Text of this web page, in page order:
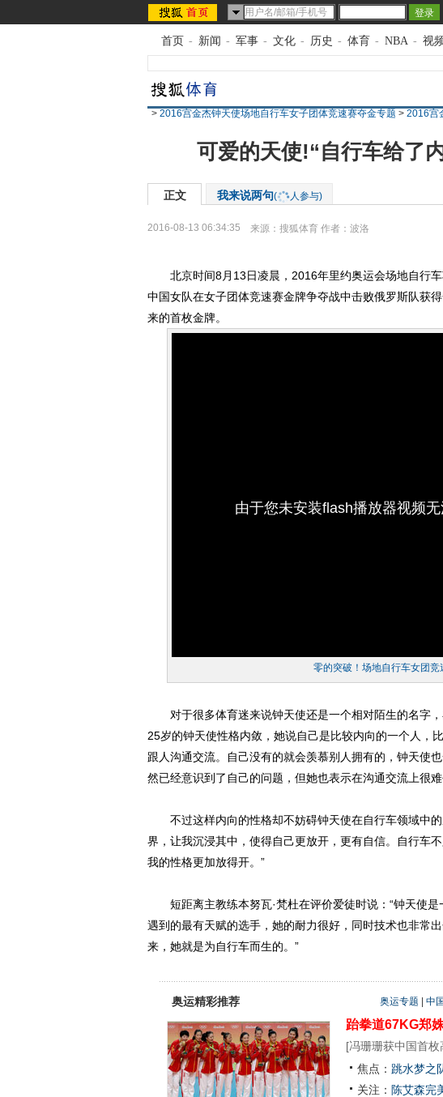
首页 - 新闻 - 军事 - 文化 - 历史 - 体育 - NBA - 视
> 2016宫金杰钟天使场地自行车女子团体竞速赛夺金专题 > 2016宫
可爱的天使!“自行车给了
正文 我来说两句( 人参与)
2016-08-13 06:34:35 来源： 搜狐体育 作者：波洛
北京时间8月13日凌晨，2016年里约奥运会场地自行车
中国女队在女子团体竞速赛金牌争夺战中击败俄罗斯队获
来的首枚金牌。
由于您未安装flash播放器视频
零的突破！场地自行车女团竞
对于很多体育迷来说钟天使还是一个相对陌生的名字，
25岁的钟天使性格内敛，她说自己是比较内向的一个人，
跟人沟通交流。自己没有的就会羡慕别人拥有的，钟天使
然已经意识到了自己的问题，但她也表示在沟通交流上很难
不过这样内向的性格却不妨碍钟天使在自行车领域中的
界，让我沉浸其中，使得自己更放开，更有自信。自行车
我的性格更加放得开。”
短距离主教练本努瓦·梵杜在评价爱徒时说：“钟天使是
遇到的最有天赋的选手，她的耐力很好，同时技术也非常
来，她就是为自行车而生的。”
奥运精彩推荐 奥运专题 中
跆拳道67KG郑
[冯珊珊获中国首枚
焦点： 跳水梦之
关注： 陈艾森完